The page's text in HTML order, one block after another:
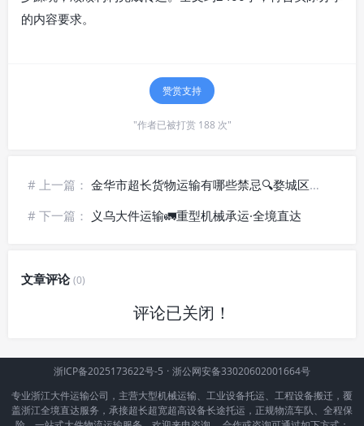
的内容要求。
赞赏支持
"作者已被打赏 188 次"
# 上一篇： 金华市超长货物运输有哪些禁忌🔍婺城区大型构件物流_道路限制说明
# 下一篇：
义乌大件运输🚛重型机械承运·全境直达
文章评论(0)
评论已关闭！
浙ICP备2025173622号-5 · 浙公网安备33020602001664号
专业浙江大件运输公司，主营大型机械运输、工业设备托运、工程设备搬迁，覆
盖浙江全境直达服务，承接超长超宽超高设备长途托运，正规物流车队、全程保